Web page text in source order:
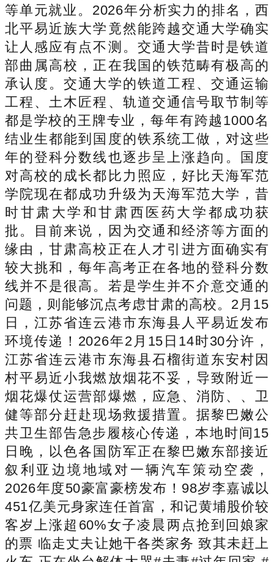
等单元就业。2026年分析实力的排名，西
北平易近族大学竟然能跨越交通大学确实
让人感应有点不测。交通大学昔时是铁道
部曲属高校，正在我国的铁范畴有极高的
承认度。交通大学的铁道工程、交通运输
工程、土木匠程、轨道交通信号取节制等
都是学校的王牌专业，每年有跨越1000名
结业生都能到国度的铁系统工做，对这些
年的登科分数线也逐步呈上涨趋向。国度
对高校的成长都比力照应，好比天海军范
学院现在都成功升级为天海军范大学，昔
时甘肃大学和甘肃西医药大学都成功获
批。目前来说，因为交通和经济等方面的
缘由，甘肃高校正在人才引进方面确实有
较大挑和，每年高考正在各地的登科分数
线并不是很高。若是学生并不介意交通的
问题，则能够沉点考虑甘肃的高校。2月15
日，江苏省连云港市东海县人平易近发布
环境传递！2026年2月15日14时30分许，
江苏省连云港市东海县石榴街道东安村因
村平易近小我燃放烟花不妥，导致附近一
烟花爆仗运营部爆燃，应急、消防、、卫
健等部分赶赴现场救援措置。据黎巴嫩公
共卫生部告急步履核心传递，本地时间15
日晚，以色各国防军正在黎巴嫩东部接近
叙利亚边境地域对一辆汽车策动空袭，
2026年度50豪富豪榜发布！98岁李嘉诚以
451亿美元身家连任首富，和记黄埔股价较
客岁上涨超60%女子凌晨两点抢到回娘家
的票 临走丈夫让她干各类家务 致其未赶上